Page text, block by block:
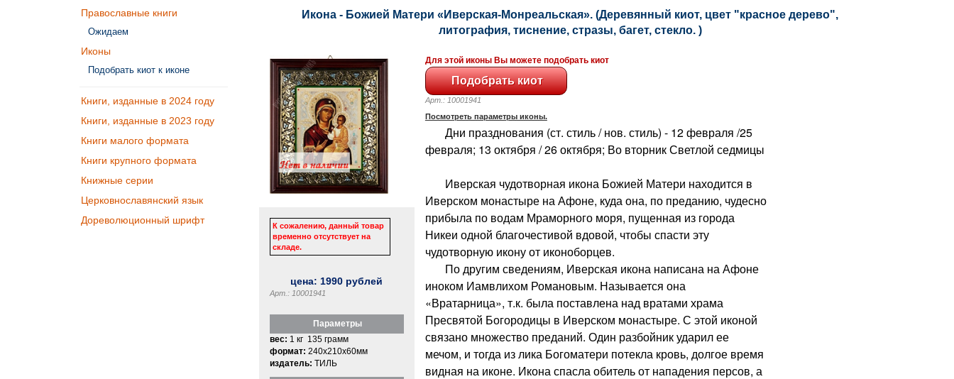
Православные книги
Ожидаем
Иконы
Подобрать киот к иконе
Книги, изданные в 2024 году
Книги, изданные в 2023 году
Книги малого формата
Книги крупного формата
Книжные серии
Церковнославянский язык
Дореволюционный шрифт
Икона - Божией Матери «Иверская-Монреальская». (Деревянный киот, цвет "красное дерево",
литография, тиснение, стразы, багет, стекло. )
К сожалению, данный товар
временно отсутствует на
складе.
цена: 1990 рублей
Арт.: 10001941
Параметры
вес: 1 кг 135 грамм
формат: 240x210x60мм
издатель: ТИЛЬ
Для этой иконы Вы можете подобрать киот
Арт.: 10001941
Посмотреть параметры иконы.
Дни празднования (ст. стиль / нов. стиль) - 12 февраля /25
февраля; 13 октября / 26 октября; Во вторник Светлой седмицы
Иверская чудотворная икона Божией Матери находится в
Иверском монастыре на Афоне, куда она, по преданию, чудесно
прибыла по водам Мраморного моря, пущенная из города
Никеи одной благочестивой вдовой, чтобы спасти эту
чудотворную икону от иконоборцев.
По другим сведениям, Иверская икона написана на Афоне
иноком Иамвлихом Романовым. Называется она
«Вратарница», т.к. была поставлена над вратами храма
Пресвятой Богородицы в Иверском монастыре. С этой иконой
связано множество преданий. Один разбойник ударил ее
мечом, и тогда из лика Богоматери потекла кровь, долгое время
видная на иконе. Икона спасла обитель от нападения персов, а